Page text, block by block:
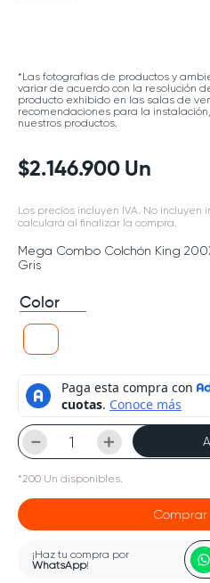
*Las fotografías de productos y
variar de acuerdo con la resolución
producto exhibido en las salas de
recomendaciones para la
nuestros productos.
$2.146.900 Un
Los precios incluyen IVA. No
calculará al finalizar la compra.
Mega Combo Colchón King
Gris
Color
＋
－
*200 Un disponibles.
Comprar
¡Haz tu compra por
WhatsApp!